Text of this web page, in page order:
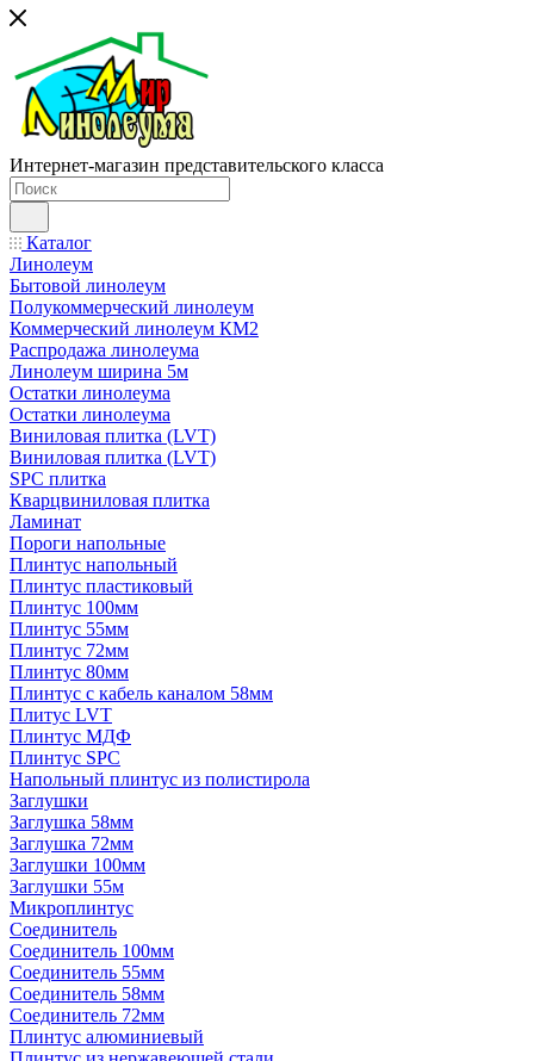
Интернет-магазин представительского класса
Каталог
Линолеум
Бытовой линолеум
Полукоммерческий линолеум
Коммерческий линолеум КМ2
Распродажа линолеума
Линолеум ширина 5м
Остатки линолеума
Остатки линолеума
Виниловая плитка (LVT)
Виниловая плитка (LVT)
SPC плитка
Кварцвиниловая плитка
Ламинат
Пороги напольные
Плинтус напольный
Плинтус пластиковый
Плинтус 100мм
Плинтус 55мм
Плинтус 72мм
Плинтус 80мм
Плинтус с кабель каналом 58мм
Плитус LVT
Плинтус МДФ
Плинтус SPC
Напольный плинтус из полистирола
Заглушки
Заглушка 58мм
Заглушка 72мм
Заглушки 100мм
Заглушки 55м
Микроплинтус
Соединитель
Соединитель 100мм
Соединитель 55мм
Соединитель 58мм
Соединитель 72мм
Плинтус алюминиевый